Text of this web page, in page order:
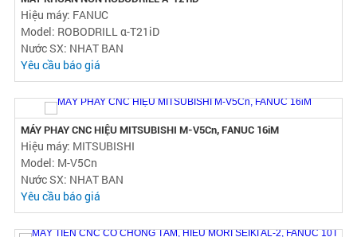
Hiệu máy: MORI SEIKI
Model: SV-500/50
Yêu cầu báo giá
MÁY KHOAN NÓN ROBODRILL Α-T21iD
Hiệu máy: FANUC
Model: ROBODRILL α-T21iD
Nước SX: NHAT BAN
Yêu cầu báo giá